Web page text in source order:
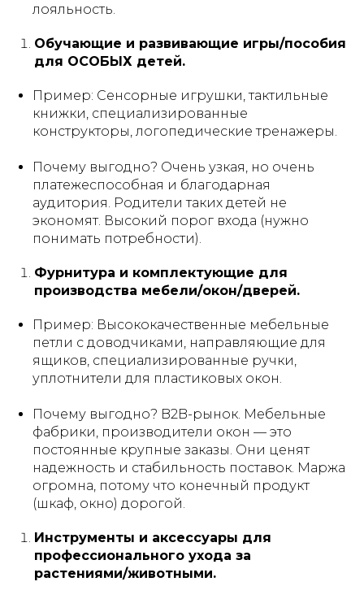
лояльность.
Обучающие и развивающие игры/пособия
для ОСОБЫХ детей.
Пример: Сенсорные игрушки, тактильные
книжки, специализированные
конструкторы, логопедические тренажеры.
Почему выгодно? Очень узкая, но очень
платежеспособная и благодарная
аудитория. Родители таких детей не
экономят. Высокий порог входа (нужно
понимать потребности).
Фурнитура и комплектующие для
производства мебели/окон/дверей.
Пример: Высококачественные мебельные
петли с доводчиками, направляющие для
ящиков, специализированные ручки,
уплотнители для пластиковых окон.
Почему выгодно? B2B-рынок. Мебельные
фабрики, производители окон — это
постоянные крупные заказы. Они ценят
надежность и стабильность поставок. Маржа
огромна, потому что конечный продукт
(шкаф, окно) дорогой.
Инструменты и аксессуары для
профессионального ухода за
растениями/животными.